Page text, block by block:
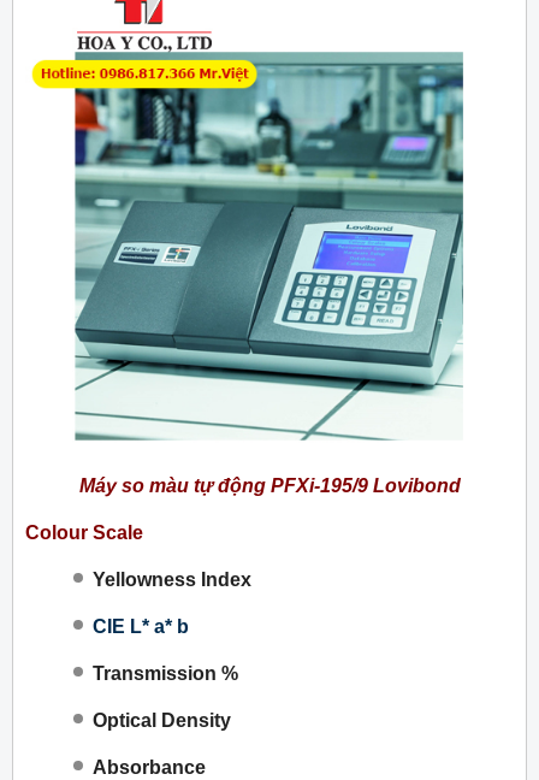
Máy so màu tự động PFXi-195/9 Lovibond
Colour Scale
Yellowness Index
CIE L* a* b
Transmission %
Optical Density
Absorbance